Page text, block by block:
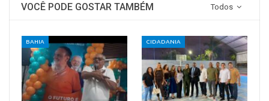
Todos
VOCÊ PODE GOSTAR TAMBÉM
BAHIA CIDADANIA